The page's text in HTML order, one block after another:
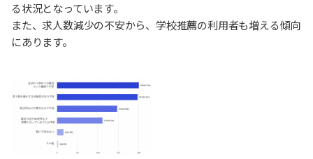
る状況となっています。
また、求人数減少の不安から、学校推薦の利用者も増える傾向
にあります。